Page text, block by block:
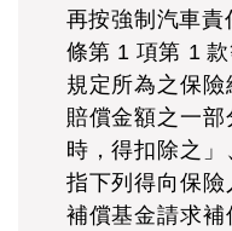
再按強制汽車
條第 1 項第 1
規定所為之保
賠償金額之一
時，得扣除之」
指下列得向保險
補償基金請求補